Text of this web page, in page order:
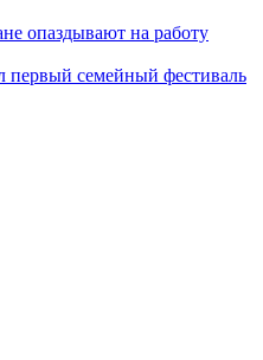
опаздывают на работу
первый семейный фестиваль